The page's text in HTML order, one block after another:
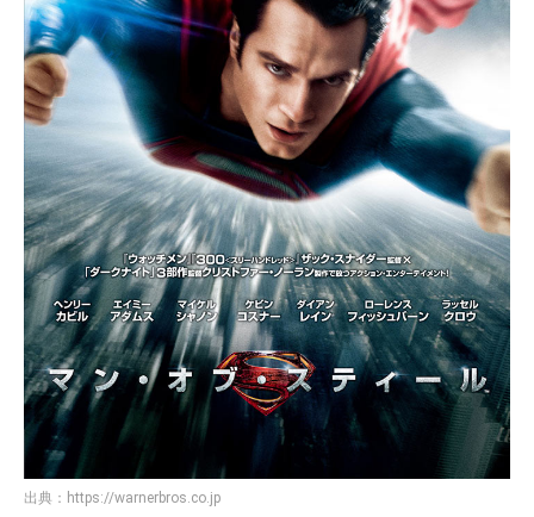
出典： https://warnerbros.co.jp